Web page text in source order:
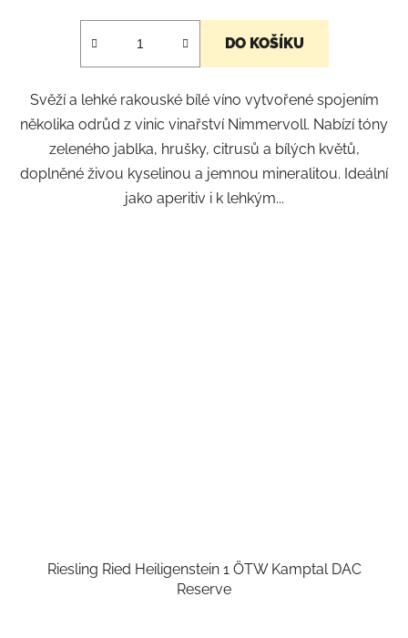
DO KOŠÍKU
Svěží a lehké rakouské bílé víno vytvořené spojením
několika odrůd z vinic vinařství Nimmervoll. Nabízí tóny
zeleného jablka, hrušky, citrusů a bílých květů,
doplněné živou kyselinou a jemnou mineralitou. Ideální
jako aperitiv i k lehkým...
Riesling Ried Heiligenstein 1 ÖTW Kamptal DAC
Reserve